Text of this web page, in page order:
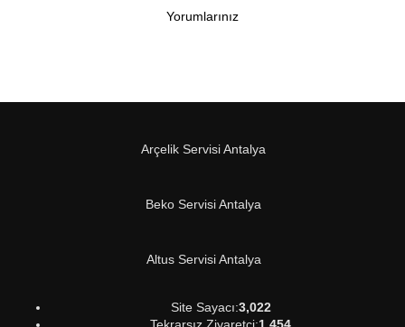
Yorumlarınız
Arçelik Servisi Antalya
Beko Servisi Antalya
Altus Servisi Antalya
Site Sayacı:3,022